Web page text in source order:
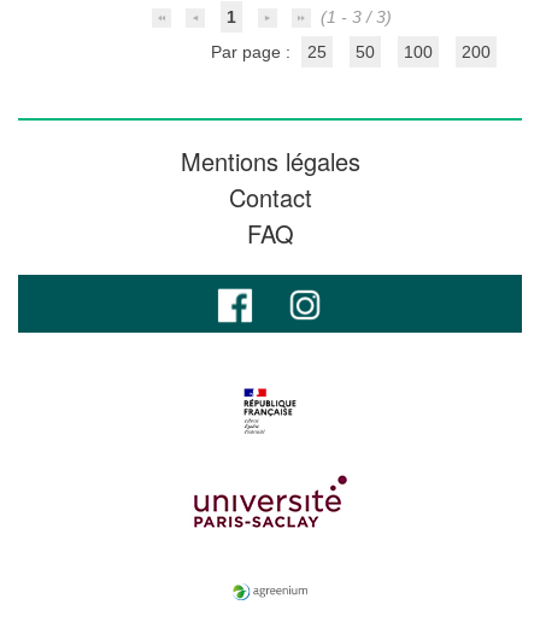
1
(1 - 3 / 3)
Par page :
25 50 100 200
Mentions légales
Contact
FAQ